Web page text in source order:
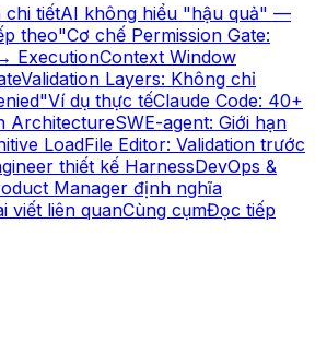
chi tiếtAI không hiểu "hậu quả" —
theo"Cơ chế Permission Gate:
ExecutionContext Window
Validation Layers: Không chỉ
Ví dụ thực tếClaude Code: 40+
ArchitectureSWE-agent: Giới hạn
LoadFile Editor: Validation trước
thiết kế HarnessDevOps &
Manager định nghĩa
viết liên quanCùng cụmĐọc tiếp